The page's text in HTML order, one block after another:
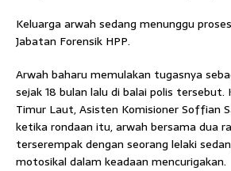
Keluarga arwah sedang menunggu
Jabatan Forensik HPP.
Arwah baharu memulakan tugasnya
sejak 18 bulan lalu di balai polis tersebut.
Timur Laut, Asisten Komisioner Soffian
ketika rondaan itu, arwah bersama dua
terserempak dengan seorang lelaki
motosikal dalam keadaan mencurigakan.